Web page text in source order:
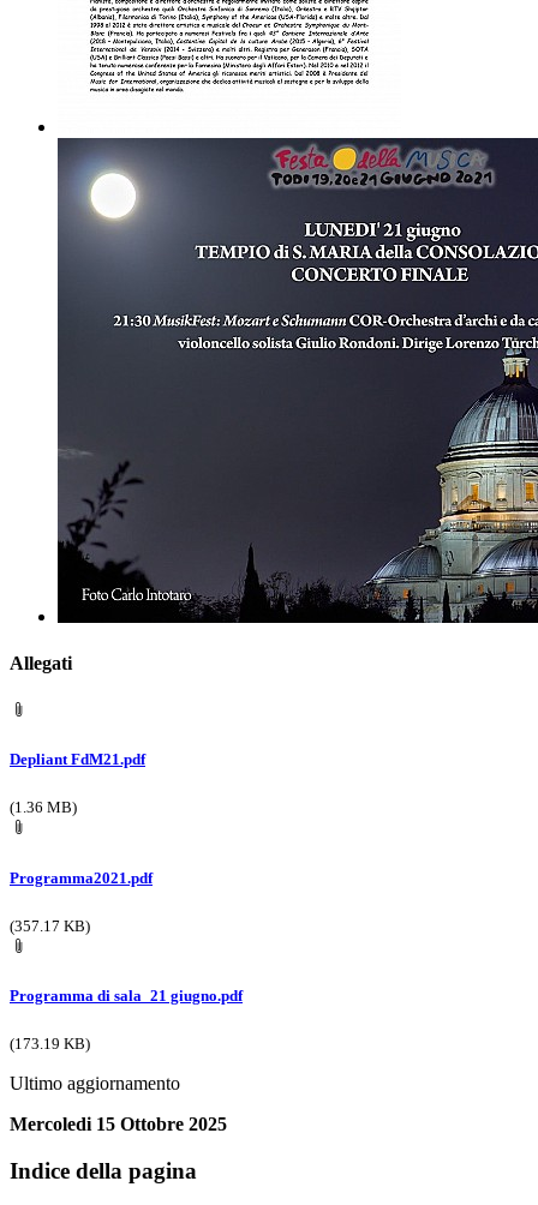
Allegati
Depliant FdM21.pdf
(1.36 MB)
Programma2021.pdf
(357.17 KB)
Programma di sala_21 giugno.pdf
(173.19 KB)
Ultimo aggiornamento
Mercoledi 15 Ottobre 2025
Indice della pagina